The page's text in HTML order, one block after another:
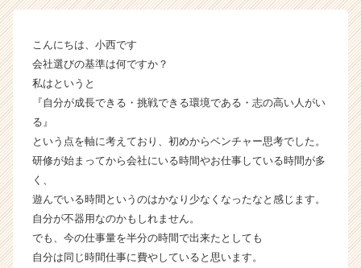
ィ
ィ
ー
イ
ラ
イ
|
ン
チ
ャ
こんにちは、小西です
会社選びの基準は何ですか？
私はというと
『自分が成長できる・挑戦できる環境である・志の高い人がい
る』
という点を軸に考えており、初めからベンチャー思考でした。
研修が始まってから会社にいる時間やお仕事している時間が多
く、
遊んでいる時間というのはかなり少なくなったなと感じます。
自分が不器用なのかもしれません。
でも、今の仕事量を半分の時間で出来たとしても
自分は同じ時間仕事に費やしていると思います。